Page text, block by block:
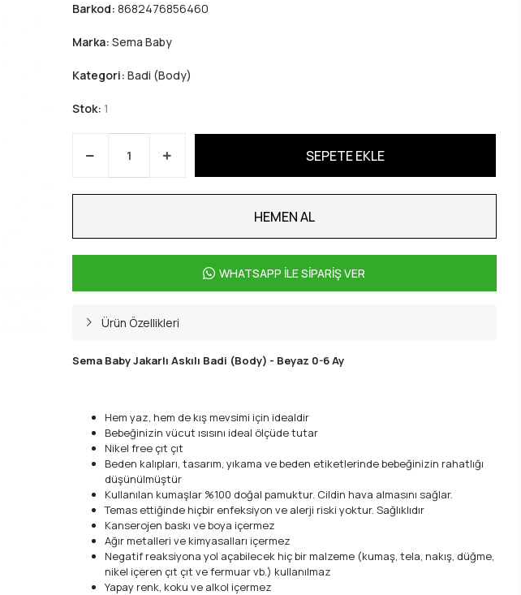
Barkod: 8682476856460
Marka: Sema Baby
Kategori: Badi (Body)
Stok: 1
SEPETE EKLE
HEMEN AL
WHATSAPP İLE SİPARİŞ VER
Ürün Özellikleri
Sema Baby Jakarlı Askılı Badi (Body) - Beyaz 0-6 Ay
Hem yaz, hem de kış mevsimi için idealdir
Bebeğinizin vücut ısısını ideal ölçüde tutar
Nikel free çıt çıt
Beden kalıpları, tasarım, yıkama ve beden etiketlerinde bebeğinizin rahatlığı
düşünülmüştür
Kullanılan kumaşlar %100 doğal pamuktur. Cildin hava almasını sağlar.
Temas ettiğinde hiçbir enfeksiyon ve alerji riski yoktur. Sağlıklıdır
Kanserojen baskı ve boya içermez
Ağır metalleri ve kimyasalları içermez
Negatif reaksiyona yol açabilecek hiç bir malzeme (kumaş, tela, nakış, düğme,
nikel içeren çıt çıt ve fermuar vb.) kullanılmaz
Yapay renk, koku ve alkol içermez